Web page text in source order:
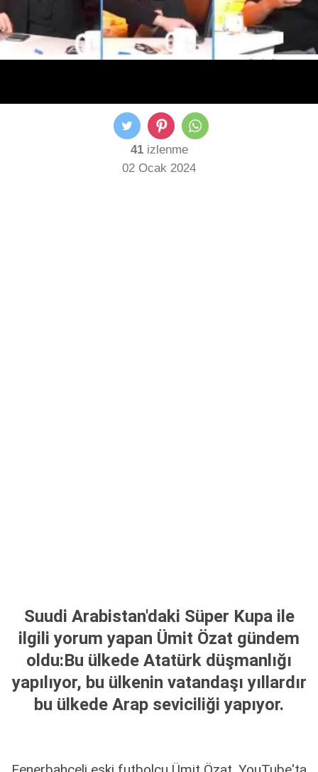
41izlenme
02 Ocak 2024
Suudi Arabistan'daki Süper Kupa ile
ilgili yorum yapan Ümit Özat gündem
oldu:Bu ülkede Atatürk düşmanlığı
yapılıyor, bu ülkenin vatandaşı yıllardır
bu ülkede Arap seviciliği yapıyor.